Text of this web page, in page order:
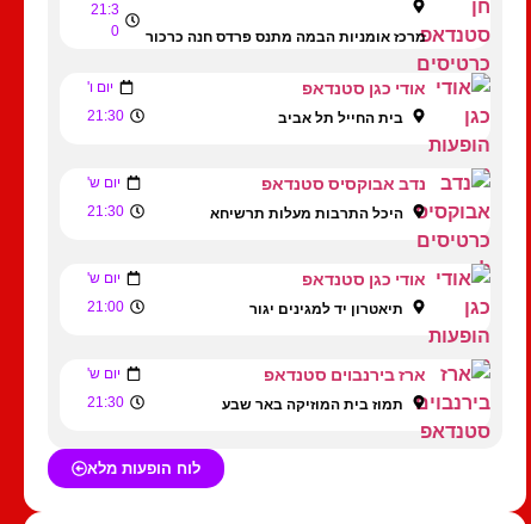
מרכז אומניות הבמה מתנס פרדס חנה כרכור
21:3
0
אודי כגן סטנדאפ יום ו'
בית החייל תל אביב 21:30
נדב אבוקסיס סטנדאפ יום ש'
היכל התרבות מעלות תרשיחא 21:30
אודי כגן סטנדאפ יום ש'
תיאטרון יד למגינים יגור 21:00
ארז בירנבוים סטנדאפ יום ש'
תמוז בית המוזיקה באר שבע 21:30
לוח הופעות מלא